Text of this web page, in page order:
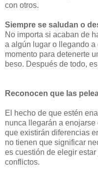
con otros.
Siempre se saludan o
No importa si acaban de
a algún lugar o llegando
momento para detenerte
beso. Después de todo,
Reconocen que las
El hecho de que estén
nunca llegarán a
que existirán diferencias
no tienen que significar
es cuestión de elegir
conflictos.